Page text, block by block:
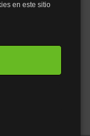
en este sitio